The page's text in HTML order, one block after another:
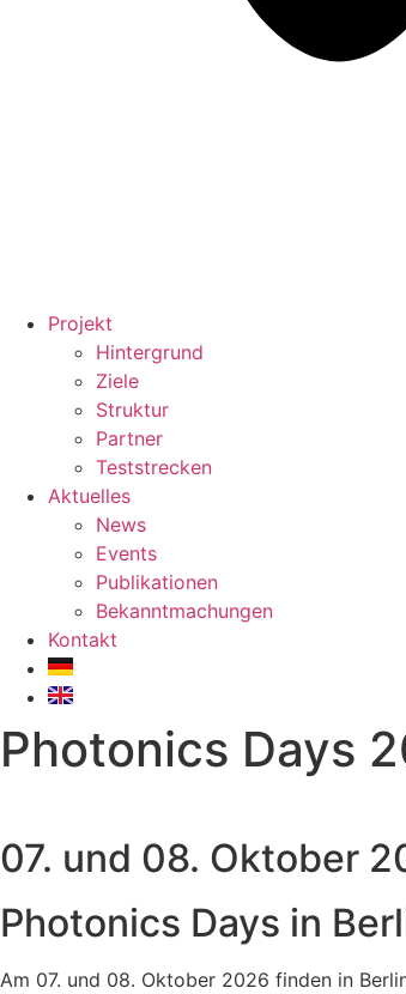
Projekt
Hintergrund
Ziele
Struktur
Partner
Teststrecken
Aktuelles
News
Events
Publikationen
Bekanntmachungen
Kontakt
Photonics Days
07. und 08. Oktober
Photonics Days in
Am 07. und 08. Oktober 2026 finden in